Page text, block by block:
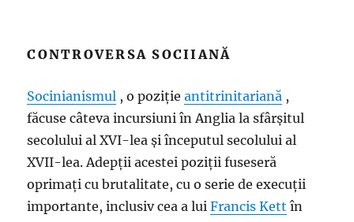
CONTROVERSA SOCIIANĂ
Socinianismul , o pozițieantitrinitariană ,
făcuse câteva incursiuni în Anglia la sfârșitul
secolului al XVI-lea și începutul secolului al
XVII-lea. Adepții acestei poziții fuseseră
oprimați cu brutalitate, cu o serie de execuții
importante, inclusiv cea a luiFrancis Kett în